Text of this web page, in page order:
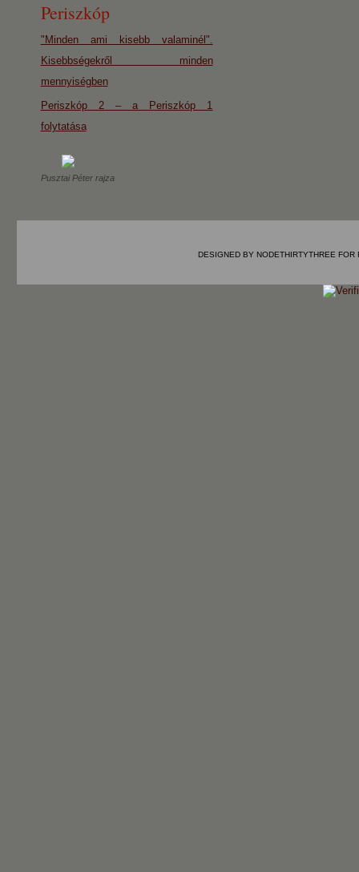
Periszkóp
"Minden ami kisebb valaminél".
Kisebbségekről minden
mennyiségben
Periszkóp 2 – a Periszkóp 1
folytatása
Pusztai Péter rajza
DESIGNED BY NODETHIRTYTHREE FOR